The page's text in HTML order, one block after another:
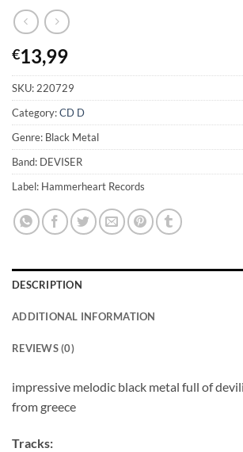
€13,99
SKU:220729
Category:CD D
Genre: Black Metal
Band: DEVISER
Label: Hammerheart Records
DESCRIPTION
ADDITIONAL INFORMATION
REVIEWS (0)
impressive melodic black metal full of
from greece
Tracks: